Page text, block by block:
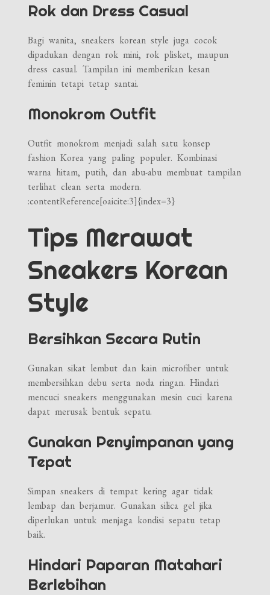
Rok dan Dress Casual
Bagi wanita, sneakers korean style juga cocok
dipadukan dengan rok mini, rok plisket, maupun
dress casual. Tampilan ini memberikan kesan
feminin tetapi tetap santai.
Monokrom Outfit
Outfit monokrom menjadi salah satu konsep
fashion Korea yang paling populer. Kombinasi
warna hitam, putih, dan abu-abu membuat tampilan
terlihat clean serta modern.
:contentReference[oaicite:3]{index=3}
Tips Merawat
Sneakers Korean
Style
Bersihkan Secara Rutin
Gunakan sikat lembut dan kain microfiber untuk
membersihkan debu serta noda ringan. Hindari
mencuci sneakers menggunakan mesin cuci karena
dapat merusak bentuk sepatu.
Gunakan Penyimpanan yang
Tepat
Simpan sneakers di tempat kering agar tidak
lembap dan berjamur. Gunakan silica gel jika
diperlukan untuk menjaga kondisi sepatu tetap
baik.
Hindari Paparan Matahari
Berlebihan